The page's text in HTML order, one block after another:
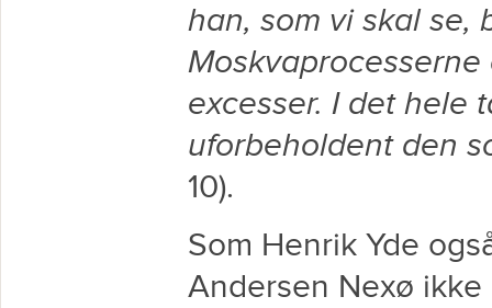
han, som vi skal se,
excesser. I det hele
uforbeholdent den
10).
Som Henrik Yde
Andersen Nexø